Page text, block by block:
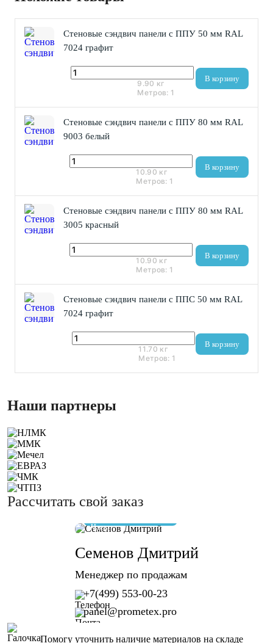
Стеновые сэндвич панели с ППУ 50 мм RAL
7024 графит
В корзину
9.90 кг
Метров: 1
Стеновые сэндвич панели с ППУ 80 мм RAL
9003 белый
В корзину
10.90 кг
Метров: 1
Стеновые сэндвич панели с ППУ 80 мм RAL
3005 красный
В корзину
10.90 кг
Метров: 1
Стеновые сэндвич панели с ППС 50 мм RAL
7024 графит
В корзину
11.70 кг
Метров: 1
Наши партнеры
Рассчитать свой заказ
Семенов Дмитрий
Менеджер по продажам
+7(499) 553-00-23
panel@prometex.pro
Помогу уточнить наличие материалов на складе